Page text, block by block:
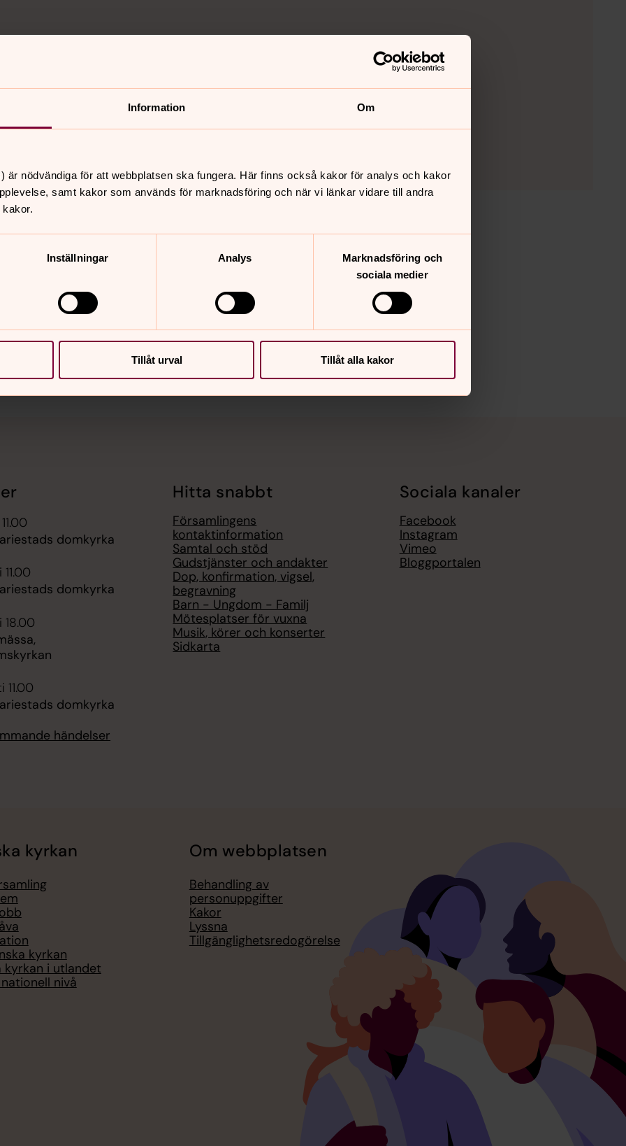
Information Om
är nödvändiga för att webbplatsen ska fungera. Här finns också kakor för analys och kakor
samt kakor som används för marknadsföring och när vi länkar vidare till andra
Inställningar Analys
Marknadsföring och
sociala medier
Tillåt urval Tillåt alla kakor
domkyrka
domkyrka
18.00
11.00
domkyrka
händelser
Hitta snabbt
Församlingens
kontaktinformation
Samtal och stöd
Gudstjänster och andakter
Dop, konfirmation, vigsel,
begravning
Barn - Ungdom - Familj
Mötesplatser för vuxna
Musik, körer och konserter
Sidkarta
Sociala kanaler
Facebook
Instagram
Vimeo
Bloggportalen
kyrkan
kyrkan
kyrkan i utlandet
nivå
Om webbplatsen
Behandling av
personuppgifter
Kakor
Lyssna
Tillgänglighetsredogörelse